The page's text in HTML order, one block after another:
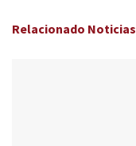
Relacionado Noticias